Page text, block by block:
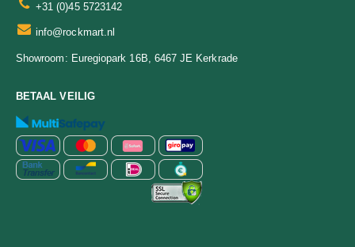
+31 (0)45 5723142
info@rockmart.nl
Showroom: Euregiopark 16B, 6467 JE Kerkrade
BETAAL VEILIG